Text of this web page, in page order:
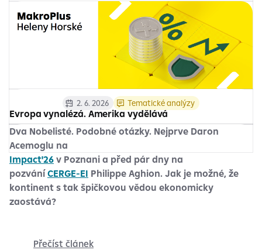
Tematické analýzy
2. 6. 2026
Evropa vynalézá. Amerika vydělává
Dva Nobelisté. Podobné otázky. Nejprve Daron
Acemoglu na
Impact'26 v Poznani a před pár dny na
pozváníCERGE-EI Philippe Aghion. Jak je možné, že
kontinent s tak špičkovou vědou ekonomicky
zaostává?
Přečíst článek